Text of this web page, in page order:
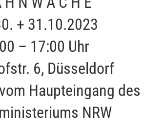
+ 31.10.2023
– 17:00 Uhr
6, Düsseldorf
Haupteingang des
NRW